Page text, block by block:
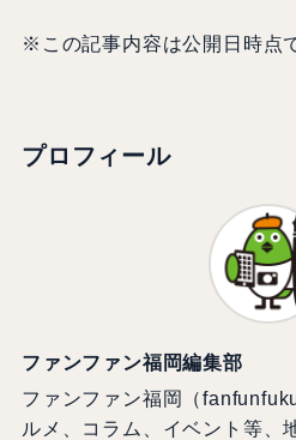
※この記事内容は公開日時点
プロフィール
ファンファン福岡編集部
ファンファン福岡（
ルメ、コラム、イベント等、